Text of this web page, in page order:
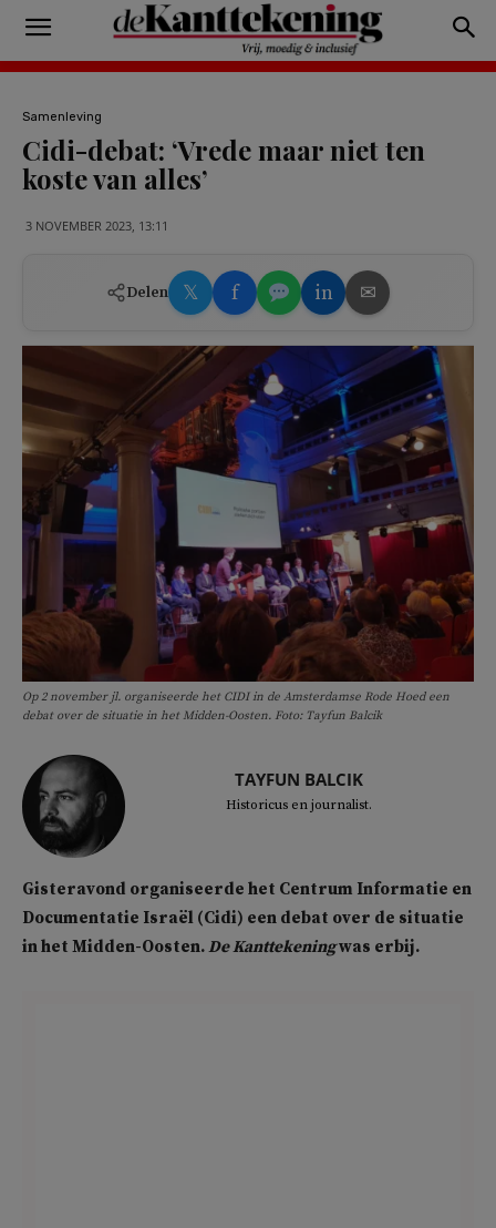
Samenleving
Cidi-debat: ‘Vrede maar niet ten
koste van alles’
3 NOVEMBER 2023, 13:11
Delen 𝕏 f in ✉
Op 2 november jl. organiseerde het CIDI in de Amsterdamse Rode Hoed een
debat over de situatie in het Midden-Oosten. Foto: Tayfun Balcik
TAYFUN BALCIK
Historicus en journalist.
Gisteravond organiseerde het Centrum Informatie en
Documentatie Israël (Cidi) een debat over de situatie
in het Midden-Oosten.De Kanttekeningwas erbij.